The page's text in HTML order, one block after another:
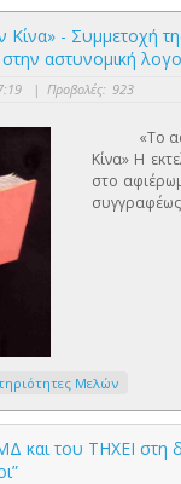
Κίνα» - Συμμετοχή
αστυνομική
| Προβολές: 923
«Το
Κίνα» Η
στο
Μελών
και του ΤΗΧΕΙ στη